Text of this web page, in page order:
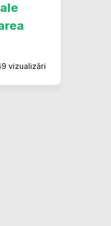
vizualizări